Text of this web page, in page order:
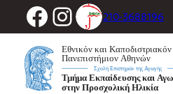
Μετάβαση
περιεχόμενο
Facebook
Instagram
210-3688196